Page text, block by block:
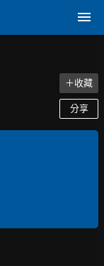
＋收藏
分享